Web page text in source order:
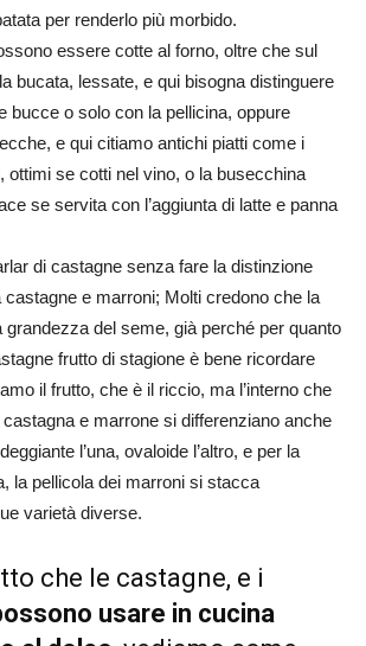
per renderlo più morbido.
essere cotte al forno, oltre che sul
bucata, lessate, e qui bisogna distinguere
bucce o solo con la pellicina, oppure
e qui citiamo antichi piatti come i
ottimi se cotti nel vino, o la busecchina
se servita con l’aggiunta di latte e panna
di castagne senza fare la distinzione
castagne e marroni; Molti credono che la
grandezza del seme, già perché per quanto
frutto di stagione è bene ricordare
il frutto, che è il riccio, ma l’interno che
e marrone si differenziano anche
l’una, ovaloide l’altro, e per la
la pellicola dei marroni si stacca
varietà diverse.
che le castagne, e i
usare in cucina